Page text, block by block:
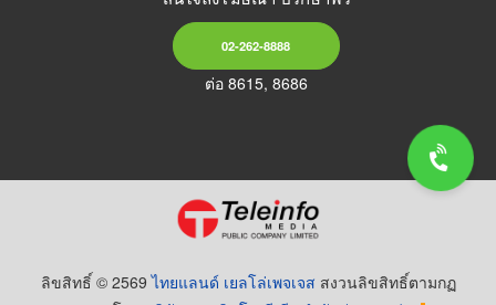
02-262-8888
ต่อ 8615, 8686
ลิขสิทธิ์ © 2569ไทยแลนด์ เยลโล่เพจเจส สงวนลิขสิทธิ์ตามกฏ